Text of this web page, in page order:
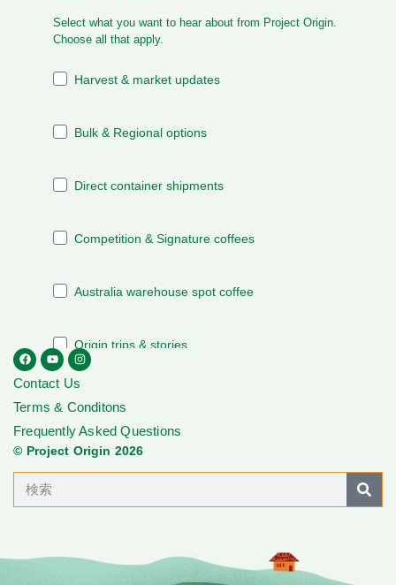
Contact Us
Terms & Conditons
Frequently Asked Questions
© Project Origin 2026